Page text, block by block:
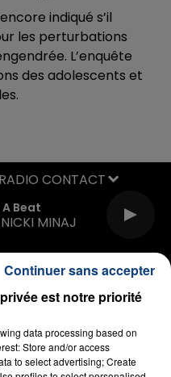
indiqué s’il
les perturbations
L’enquête
des adolescents et
Beat
MINAJ
RADIO CONTACT
est notre priorité
data processing based on
Store and/or access
to select advertising; Create
Continuer sans accepter